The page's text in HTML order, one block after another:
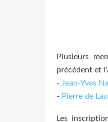
Plusieurs
précédent et
- Jean-Yves
- Pierre de
Les